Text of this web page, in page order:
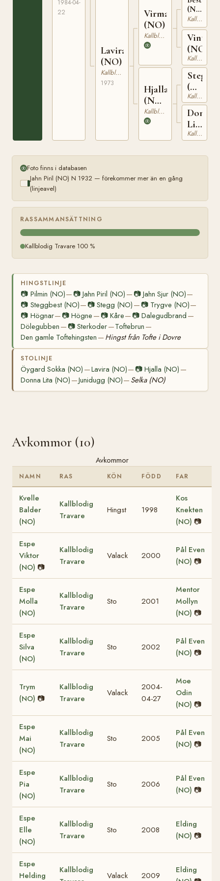
1984-04-
22
Lavira
(NO)
Kallblodig Travare
1973
Virmar
(NO)
Kallblodig Travare
Hjalla
(NO)
T-
1517
Kallblodig Travare
(NO)
N
1934
Kallblodig Travare
Vinta
(NO)
Kallblodig Travare
Stegg
(NO)
T-
169
Kallblodig Travare
Donna
Lita
(NO)
Kallblodig Travare
Foto finns i databasen
Jahn Piril (NO) N 1932 — förekommer mer än en gång
(linjeavel)
RASSAMMANSÄTTNING
Kallblodig Travare 100 %
HINGSTLINJE
📷 Pilmin (NO)— 📷Jahn Piril (NO) — 📷Jahn Sjur (NO)—
📷 Steggbest (NO)— 📷Stegg (NO) — 📷 Trygve (NO)—
📷 Högnar— 📷Högne — 📷 Kåre— 📷 Dalegudbrand —
Dölegubben — 📷Sterkoder—Toftebrun —
Den gamle Toftehingsten — Hingst från Tofte i Dovre
STOLINJE
Öygard Sokka (NO) —Lavira (NO)— 📷Hjalla (NO) —
Donna Lita (NO) —Junidugg (NO)— Selka (NO)
Avkommor (10)
Avkommor
NAMN RAS KÖN FÖDD FAR
Kvelle
Balder
(NO)
Kallblodig
Travare
Hingst 1998
Kos
Knekten
(NO) 📷
Espe
Viktor
(NO) 📷
Kallblodig
Travare
Valack 2000
Pål Even
(NO) 📷
Espe
Molla
(NO)
Kallblodig
Travare
Sto 2001
Mentor
Mollyn
(NO) 📷
Espe
Silva
(NO)
Kallblodig
Travare
Sto 2002
Pål Even
(NO) 📷
Trym
(NO) 📷
Kallblodig
Travare
Valack
2004-
04-27
Moe
Odin
(NO) 📷
Espe
Mai
(NO)
Kallblodig
Travare
Sto 2005
Pål Even
(NO) 📷
Espe
Pia
(NO)
Kallblodig
Travare
Sto 2006
Pål Even
(NO) 📷
Espe
Elle
(NO)
Kallblodig
Travare
Sto 2008
Elding
(NO) 📷
Espe
Helding
Kallblodig
Valack 2009
Elding